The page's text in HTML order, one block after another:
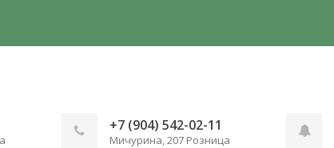
+7 (904) 542-02-11
Мичурина, 207 Розница